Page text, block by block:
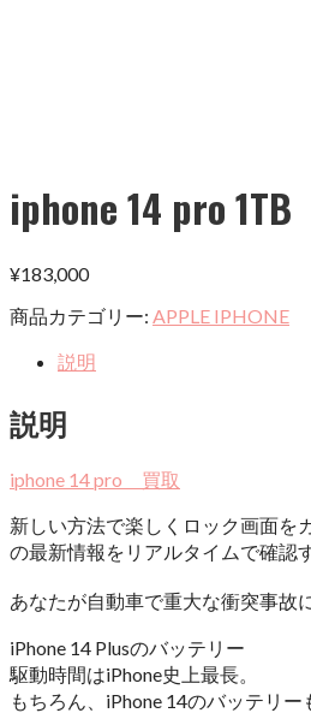
iphone 14 pro 1TB
¥183,000
商品カテゴリー: APPLE IPHONE
説明
説明
iphone 14 pro 買取
新しい方法で楽しくロック画面を
の最新情報をリアルタイムで確認
あなたが自動車で重大な衝突事故
iPhone 14 Plusのバッテリー
駆動時間はiPhone史上最長。
もちろん、iPhone 14のバッテリー